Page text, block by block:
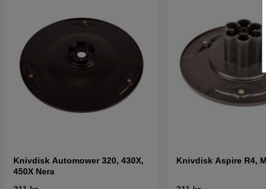
Knivdisk Automower 320, 430X,
450X Nera
Knivdisk Aspire R4,